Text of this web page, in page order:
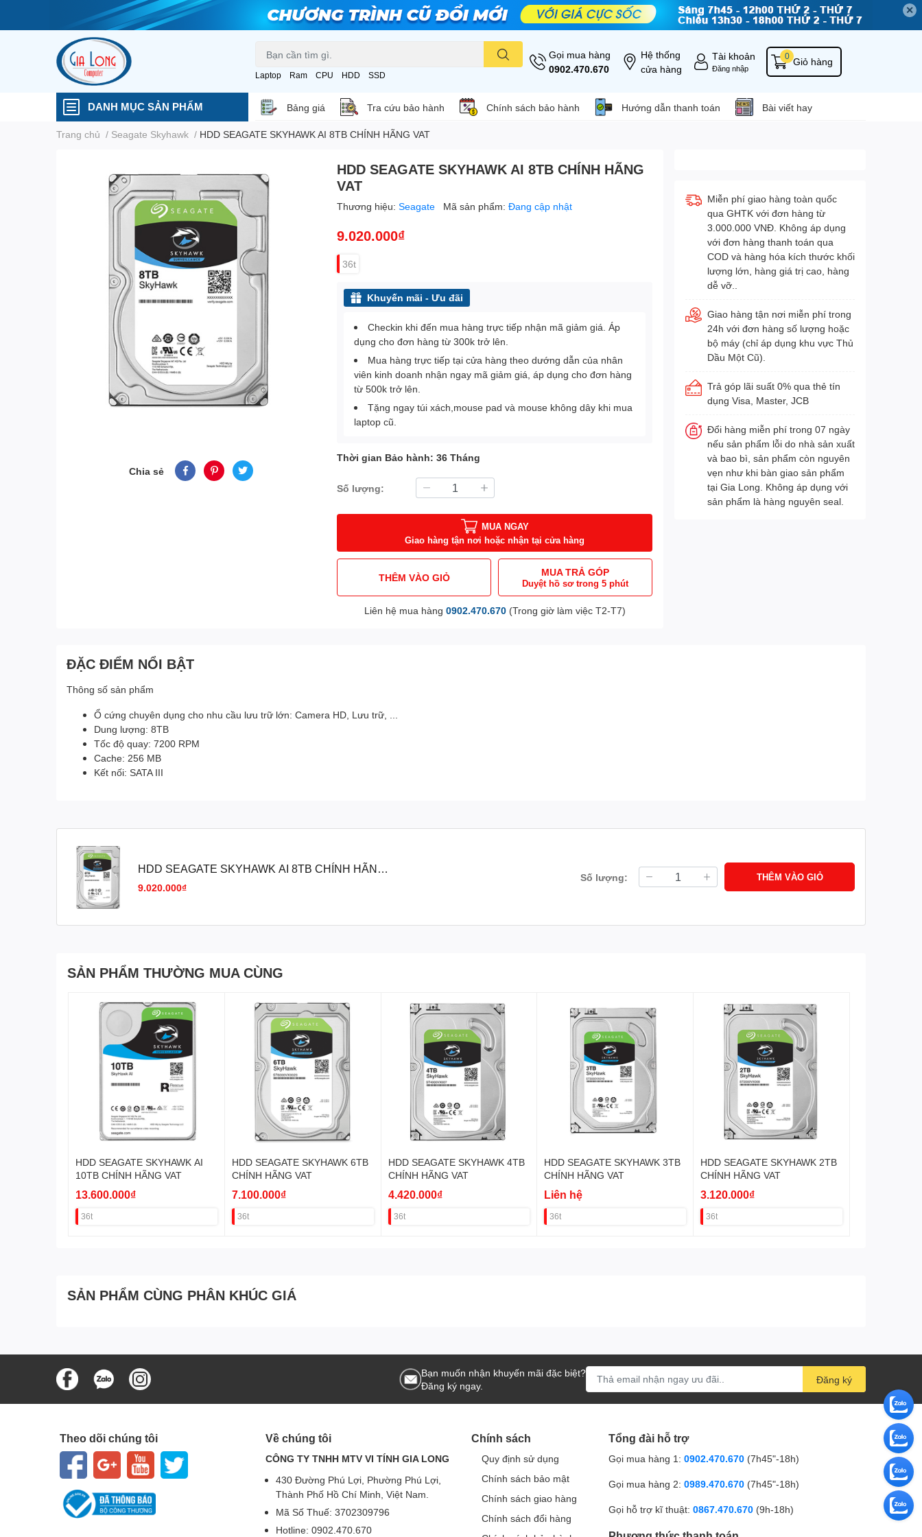
✕
Laptop Ram CPU HDD SSD
Gọi mua hàng
0902.470.670
Hệ thống
cửa hàng
Tài khoản
Đăng nhập
Giỏ hàng
0
DANH MỤC SẢN PHẨM Bảng giá Tra cứu bảo hành Chính sách bảo hành Hướng dẫn thanh toán Bài viết hay
Trang chủ / Seagate Skyhawk / HDD SEAGATE SKYHAWK AI 8TB CHÍNH HÃNG VAT
Chia sẻ
HDD SEAGATE SKYHAWK AI 8TB CHÍNH HÃNG
VAT
Thương hiệu:Seagate Mã sản phẩm:Đang cập nhật
9.020.000₫
36t
Khuyến mãi - Ưu đãi
Checkin khi đến mua hàng trực tiếp nhận mã giảm giá. Áp
dụng cho đơn hàng từ 300k trở lên.
Mua hàng trực tiếp tại cửa hàng theo dướng dẫn của nhân
viên kinh doanh nhận ngay mã giảm giá, áp dụng cho đơn hàng
từ 500k trở lên.
Tặng ngay túi xách,mouse pad và mouse không dây khi mua
laptop cũ.
Thời gian Bảo hành: 36 Tháng
Số lượng:
MUA NGAY
Giao hàng tận nơi hoặc nhận tại cửa hàng
THÊM VÀO GIỎ MUA TRẢ GÓP
Duyệt hồ sơ trong 5 phút
Liên hệ mua hàng 0902.470.670(Trong giờ làm việc T2-T7)
Miễn phí giao hàng toàn quốc
qua GHTK với đơn hàng từ
3.000.000 VNĐ. Không áp dụng
với đơn hàng thanh toán qua
COD và hàng hóa kích thước khối
lượng lớn, hàng giá trị cao, hàng
dễ vỡ..
Giao hàng tận nơi miễn phí trong
24h với đơn hàng số lượng hoặc
bộ máy (chỉ áp dụng khu vực Thủ
Dầu Một Cũ).
Trả góp lãi suất 0% qua thẻ tín
dụng Visa, Master, JCB
Đổi hàng miễn phí trong 07 ngày
nếu sản phẩm lỗi do nhà sản xuất
và bao bì, sản phẩm còn nguyên
vẹn như khi bàn giao sản phẩm
tại Gia Long. Không áp dụng với
sản phẩm là hàng nguyên seal.
ĐẶC ĐIỂM NỔI BẬT
Thông số sản phẩm
Ổ cứng chuyên dụng cho nhu cầu lưu trữ lớn: Camera HD, Lưu trữ, ...
Dung lượng: 8TB
Tốc độ quay: 7200 RPM
Cache: 256 MB
Kết nối: SATA III
HDD SEAGATE SKYHAWK AI 8TB CHÍNH HÃNG
VAT
9.020.000₫
Số lượng: THÊM VÀO GIỎ
SẢN PHẨM THƯỜNG MUA CÙNG
HDD SEAGATE SKYHAWK AI
10TB CHÍNH HÃNG VAT
13.600.000₫
36t
HDD SEAGATE SKYHAWK 6TB
CHÍNH HÃNG VAT
7.100.000₫
36t
HDD SEAGATE SKYHAWK 4TB
CHÍNH HÃNG VAT
4.420.000₫
36t
HDD SEAGATE SKYHAWK 3TB
CHÍNH HÃNG VAT
Liên hệ
36t
HDD SEAGATE SKYHAWK 2TB
CHÍNH HÃNG VAT
3.120.000₫
36t
SẢN PHẨM CÙNG PHÂN KHÚC GIÁ
Bạn muốn nhận khuyến mãi đặc biệt?
Đăng ký ngay.
Đăng ký
Theo dõi chúng tôi Về chúng tôi
CÔNG TY TNHH MTV VI TÍNH GIA LONG
430 Đường Phú Lợi, Phường Phú Lợi,
Thành Phố Hồ Chí Minh, Việt Nam.
Mã Số Thuế: 3702309796
Hotline: 0902.470.670
Chính sách
Quy định sử dụng
Chính sách bảo mật
Chính sách giao hàng
Chính sách đổi hàng
Tổng đài hỗ trợ
Gọi mua hàng 1: 0902.470.670 (7h45"-18h)
Gọi mua hàng 2: 0989.470.670 (7h45"-18h)
Gọi hỗ trợ kĩ thuật: 0867.470.670 (9h-18h)